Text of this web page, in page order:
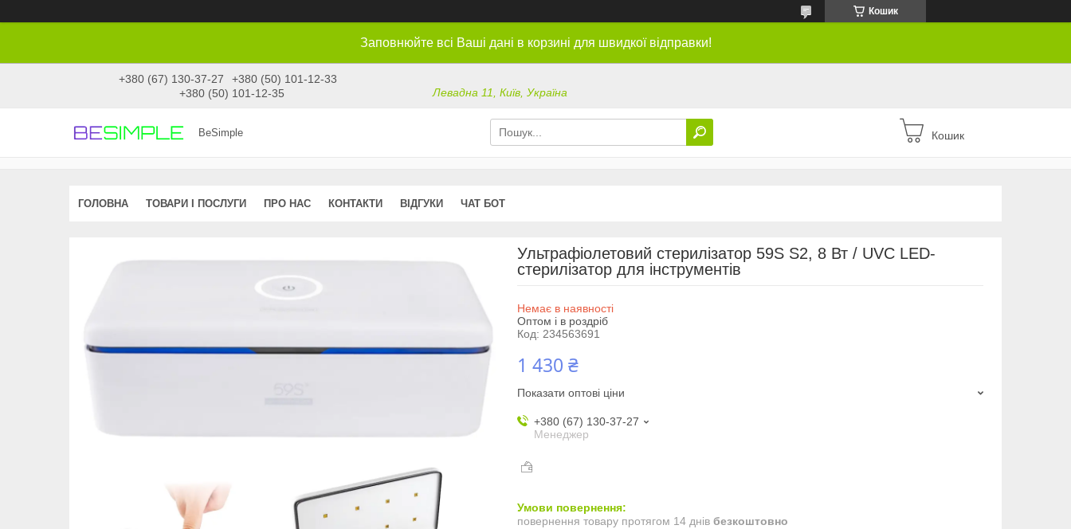
Кошик
Заповнюйте всі Ваші дані в корзині для швидкої відправки!
+380 (67) 130-37-27
+380 (50) 101-12-33
+380 (50) 101-12-35
Левадна 11, Київ, Україна
BeSimple Кошик
ГОЛОВНА ТОВАРИ І ПОСЛУГИ ПРО НАС КОНТАКТИ ВІДГУКИ ЧАТ БОТ
Ультрафіолетовий стерилізатор 59S S2, 8 Вт / UVC LED-
стерилізатор для інструментів
Немає в наявності
Оптом і в роздріб
Код: 234563691
1 430 ₴
Показати оптові ціни
+380 (67) 130-37-27
Менеджер
повернення товару протягом 14 днів безкоштовно